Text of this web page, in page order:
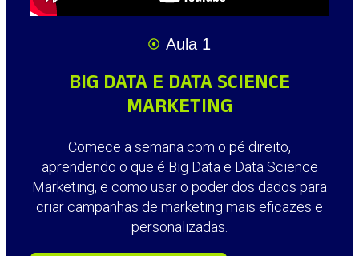
Aula 1
BIG DATA E DATA SCIENCE
MARKETING
Comece a semana com o pé direito,
aprendendo o que é Big Data e Data Science
Marketing, e como usar o poder dos dados para
criar campanhas de marketing mais eficazes e
personalizadas.